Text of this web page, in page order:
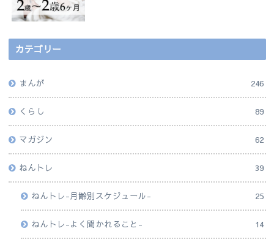
カテゴリー
まんが 246
くらし 89
マガジン 62
ねんトレ 39
ねんトレ-月齢別スケジュール- 25
ねんトレ-よく聞かれること- 14